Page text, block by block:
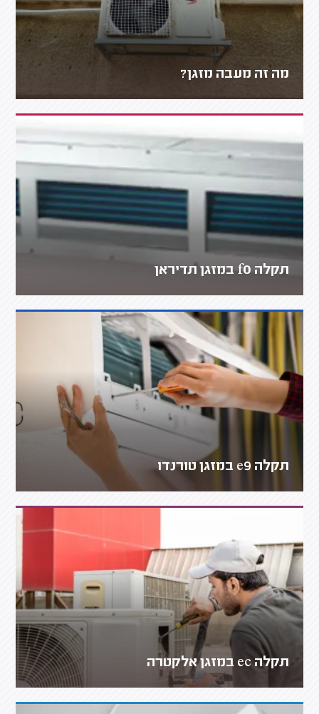
מה זה מעבה מזגן?
תקלה f0 במזגן תדיראן
תקלה e9 במזגן טורנדו
תקלה ec במזגן אלקטרה